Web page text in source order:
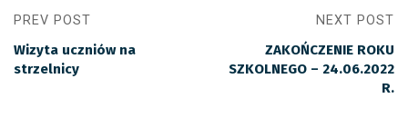
PREV POST
Wizyta uczniów na
strzelnicy
NEXT POST
ZAKOŃCZENIE ROKU
SZKOLNEGO – 24.06.2022
R.